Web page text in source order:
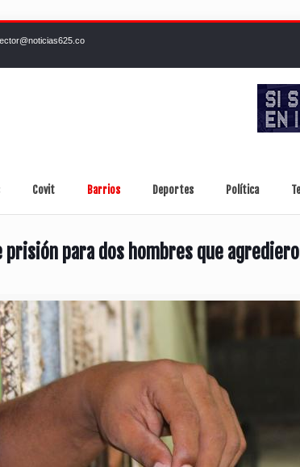
Covit Barrios Deportes Política
prisión para dos hombres que